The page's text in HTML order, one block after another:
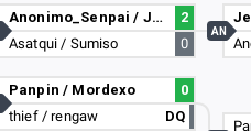
Anonimo_Senpai / JhonnyXDMD
2
Asatqui / Sumiso
0
Panpin / Mordexo
0
thief / rengaw
DQ
AN